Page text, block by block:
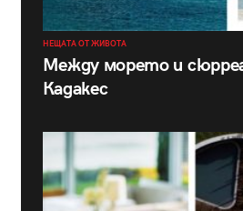
НЕЩАТА ОТ ЖИВОТА
Между морето и
Кадакес